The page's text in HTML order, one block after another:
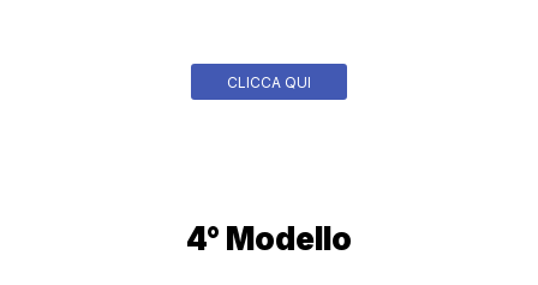
CLICCA QUI
4° Modello